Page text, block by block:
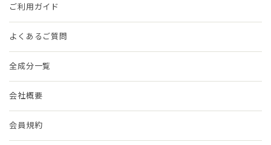
ご利用ガイド
よくあるご質問
全成分一覧
会社概要
会員規約